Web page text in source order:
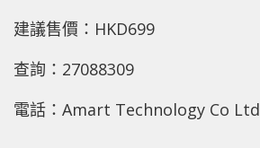
建議售價：HKD699
查詢：27088309
電話：Amart Technology Co Ltd